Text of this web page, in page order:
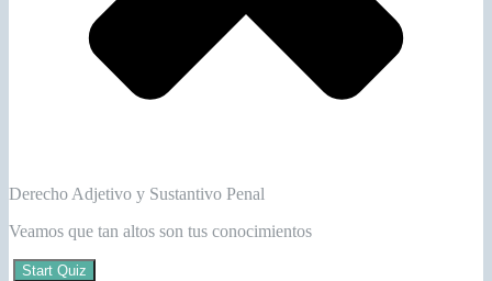
Derecho Adjetivo y Sustantivo Penal
Veamos que tan altos son tus conocimientos
Start Quiz